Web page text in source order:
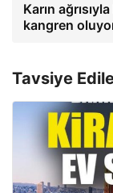
Karın
kangren
Tavsiye